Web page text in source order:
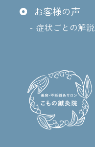
お客様の声
症状ごとの解説